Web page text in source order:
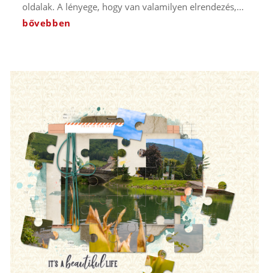
oldalak. A lényege, hogy van valamilyen elrendezés,...
bővebben